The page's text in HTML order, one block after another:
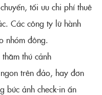
tối ưu chi phí thuê
Các công ty lữ hành
nhóm đông.
thú cảnh
trên đảo, hay đơn
bức ảnh check-in ấn